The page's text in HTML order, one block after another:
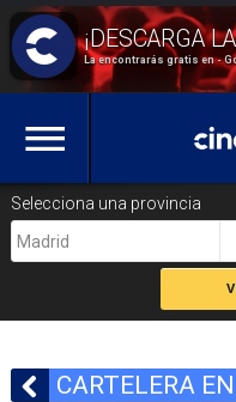
La encontrarás gratis en -
Selecciona una provincia
Madrid
CARTELERA